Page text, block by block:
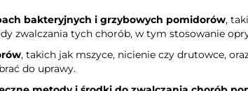
bakteryjnych i grzybowych pomidorów,
zwalczania tych chorób, w tym stosowanie
, takich jak mszyce, nicienie czy drutowce,
do uprawy.